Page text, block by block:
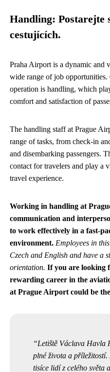
Handling: Postarejte
cestujících.
Praha Airport is a dynamic and
wide range of job opportunities.
operation is handling, which
comfort and satisfaction of
The handling staff at Prague
range of tasks, from check-in
and disembarking passengers.
contact for travelers and play a
travel experience.
Working in handling at
communication and
to work effectively in a fast-
environment. Employees in
Czech and English and have a
orientation. If you are looking
rewarding career in the
at Prague Airport could be
Letiště Václava Havla
plné života a příležitostí.
tisíce lidí z celého světa